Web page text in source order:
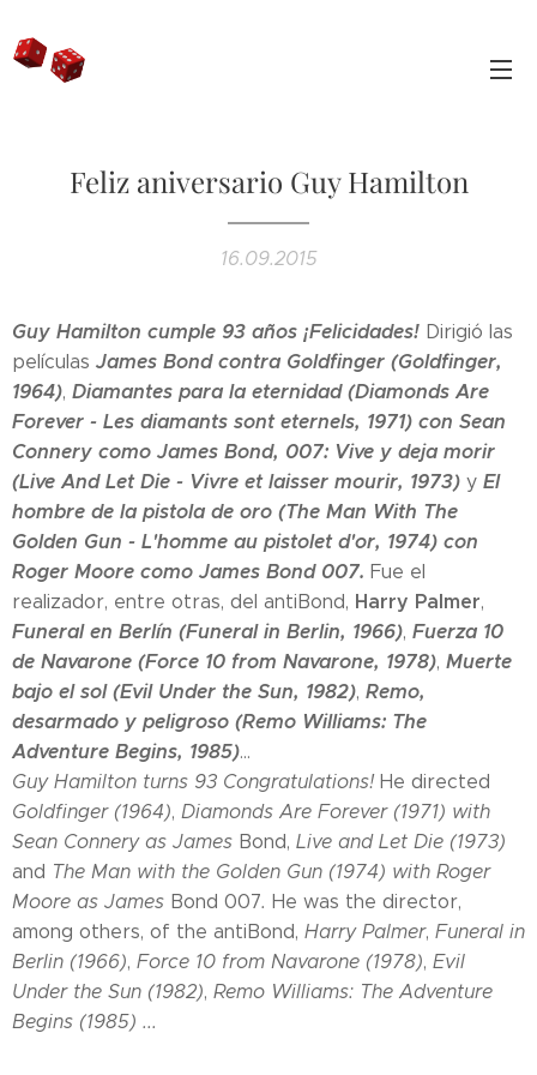
Feliz aniversario Guy Hamilton
16.09.2015
Guy Hamilton cumple 93 años ¡Felicidades! Dirigió las
películas James Bond contra Goldfinger (Goldfinger,
1964), Diamantes para la eternidad (Diamonds Are
Forever - Les diamants sont eternels, 1971) con Sean
Connery como James Bond, 007: Vive y deja morir
(Live And Let Die - Vivre et laisser mourir, 1973) y El
hombre de la pistola de oro (The Man With The
Golden Gun - L'homme au pistolet d'or, 1974) con
Roger Moore como James Bond 007. Fue el
realizador, entre otras, del antiBond, Harry Palmer,
Funeral en Berlín (Funeral in Berlin, 1966), Fuerza 10
de Navarone (Force 10 from Navarone, 1978), Muerte
bajo el sol (Evil Under the Sun, 1982), Remo,
desarmado y peligroso (Remo Williams: The
Adventure Begins, 1985)...
Guy Hamilton turns 93 Congratulations!He directed
Goldfinger (1964), Diamonds Are Forever (1971) with
Sean Connery as James Bond, Live and Let Die (1973)
and The Man with the Golden Gun (1974) with Roger
Moore as James Bond 007. He was the director,
among others, of the antiBond, Harry Palmer, Funeral in
Berlin (1966), Force 10 from Navarone (1978), Evil
Under the Sun (1982), Remo Williams: The Adventure
Begins (1985) ...